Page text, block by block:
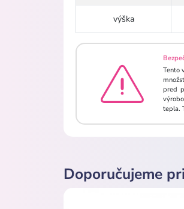
výška
Tento
pred
tepla.
Doporučujeme